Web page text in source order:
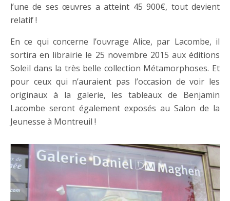
l’une de ses œuvres a atteint 45 900€, tout devient
relatif !
En ce qui concerne l’ouvrage Alice, par Lacombe, il
sortira en librairie le 25 novembre 2015 aux éditions
Soleil dans la très belle collection Métamorphoses. Et
pour ceux qui n’auraient pas l’occasion de voir les
originaux à la galerie, les tableaux de Benjamin
Lacombe seront également exposés au Salon de la
Jeunesse à Montreuil !